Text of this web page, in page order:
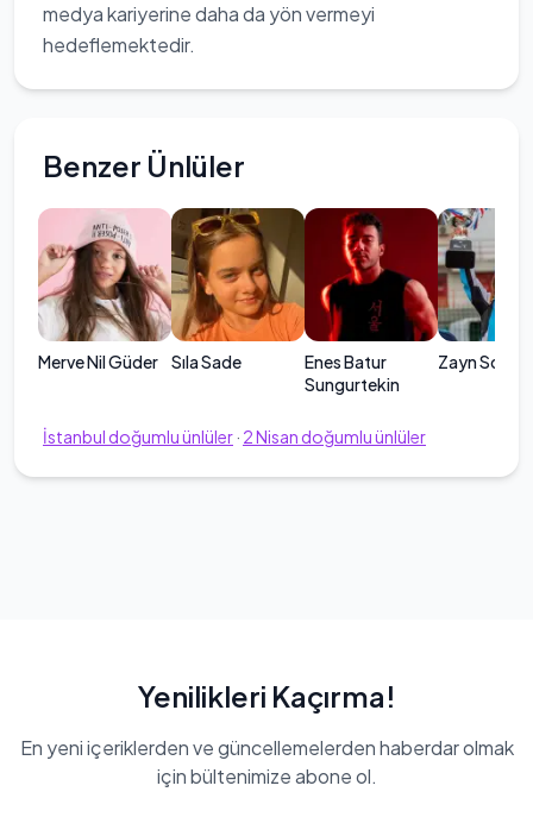
medya kariyerine daha da yön vermeyi
hedeflemektedir.
Benzer Ünlüler
Merve Nil Güder Sıla Sade
Enes Batur
Sungurtekin
Zayn
İstanbul doğumlu ünlüler· 2Nisan doğumlu ünlüler
Yenilikleri Kaçırma!
En yeni içeriklerden ve güncellemelerden haberdar olmak
için bültenimize abone ol.